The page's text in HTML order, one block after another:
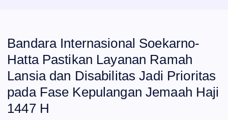
Bandara Internasional Soekarno-
Hatta Pastikan Layanan Ramah
Lansia dan Disabilitas Jadi Prioritas
pada Fase Kepulangan Jemaah Haji
1447 H